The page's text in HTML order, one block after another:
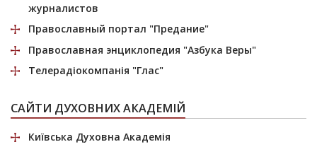
журналистов
Православный портал "Предание"
Православная энциклопедия "Азбука Веры"
Телерадіокомпанія "Глас"
САЙТИ ДУХОВНИХ АКАДЕМІЙ
Київська Духовна Академія